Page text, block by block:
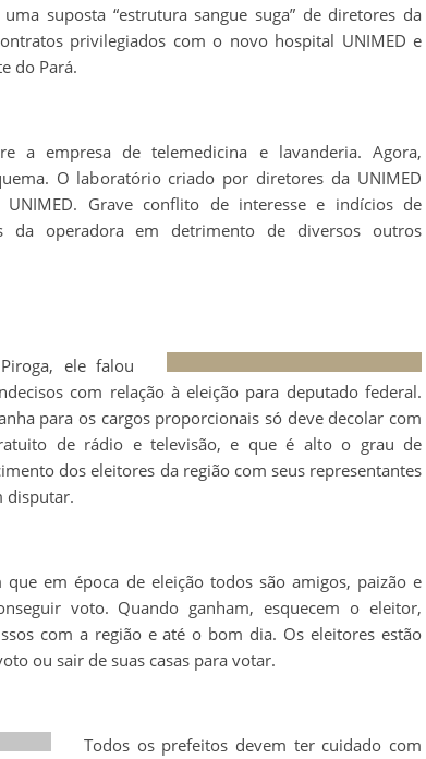
suposta “estrutura sangue suga” de diretores da
privilegiados com o novo hospital UNIMED e
do Pará.
a empresa de telemedicina e lavanderia. Agora,
O laboratório criado por diretores da UNIMED
Grave conflito de interesse e indícios de
da operadora em detrimento de diversos outros
ele falou
com relação à eleição para deputado federal.
para os cargos proporcionais só deve decolar com
de rádio e televisão, e que é alto o grau de
dos eleitores da região com seus representantes
disputar.
que em época de eleição todos são amigos, paizão e
voto. Quando ganham, esquecem o eleitor,
com a região e até o bom dia. Os eleitores estão
ou sair de suas casas para votar.
Todos os prefeitos devem ter cuidado com